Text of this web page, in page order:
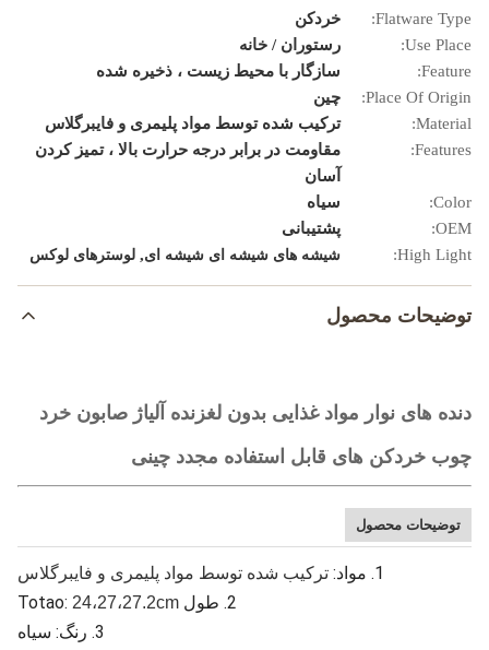
Flatware Type:
خردکن
Use Place:
رستوران / خانه
Feature:
سازگار با محیط زیست ، ذخیره شده
Place Of Origin:
چین
Material:
ترکیب شده توسط مواد پلیمری و فایبرگلاس
Features:
مقاومت در برابر درجه حرارت بالا ، تمیز کردن
آسان
Color:
سیاه
OEM:
پشتیبانی
High Light:
شیشه های شیشه ای شیشه ای, لوسترهای لوکس
توضیحات محصول
دنده های نوار مواد غذایی بدون لغزنده آلیاژ صابون خرد
چوب خردکن های قابل استفاده مجدد چینی
توضیحات محصول
1. مواد: ترکیب شده توسط مواد پلیمری و فایبرگلاس
2. طول Totao: 24،27،27.2cm
3. رنگ: سیاه